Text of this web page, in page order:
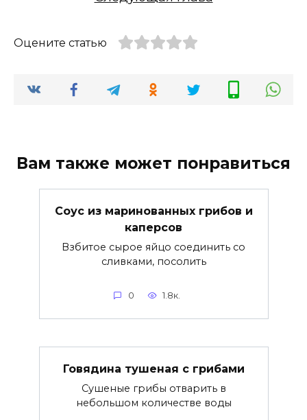
Оцените статью
Вам также может понравиться
Соус из маринованных грибов и
каперсов
Взбитое сырое яйцо соединить со
сливками, посолить
0 1.8к.
Говядина тушеная с грибами
Сушеные грибы отварить в
небольшом количестве воды